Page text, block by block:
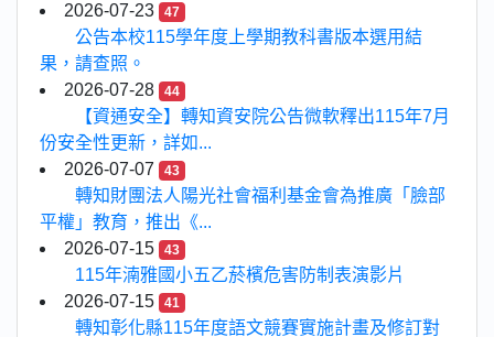
2026-07-23
47
公告本校115學年度上學期教科書版本選用結
果，請查照。
2026-07-28
44
【資通安全】轉知資安院公告微軟釋出115年7月
份安全性更新，詳如...
2026-07-07
43
轉知財團法人陽光社會福利基金會為推廣「臉部
平權」教育，推出《...
2026-07-15
43
115年湳雅國小五乙菸檳危害防制表演影片
2026-07-15
41
轉知彰化縣115年度語文競賽實施計畫及修訂對